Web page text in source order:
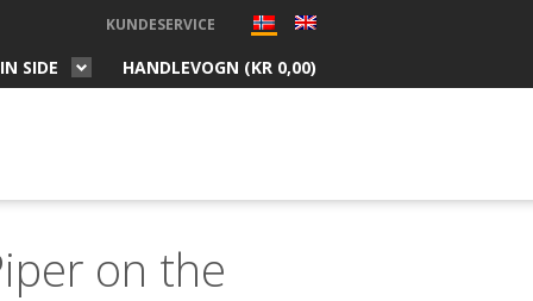
KUNDESERVICE
SIDE HANDLEVOGN (KR 0,00)
on the